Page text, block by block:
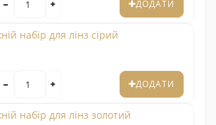
ДОДАТИ
набір для лінз сірий
ДОДАТИ
набір для лінз золотий